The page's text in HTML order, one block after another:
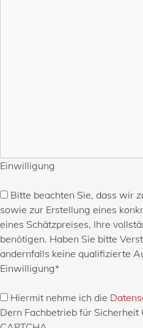
Einwilligung
Bitte beachten Sie, dass wir
sowie zur Erstellung eines
eines Schätzpreises, Ihre
benötigen. Haben Sie bitte Verständnis dafür, dass wir Ihnen
andernfalls keine qualifizierte
Einwilligung*
Hiermit nehme ich die
Dern Fachbetrieb für Sicherheit